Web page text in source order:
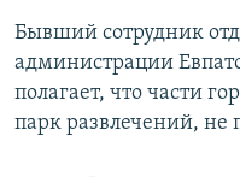
Бывший сотрудник
администрации
полагает, что части
парк развлечений, не